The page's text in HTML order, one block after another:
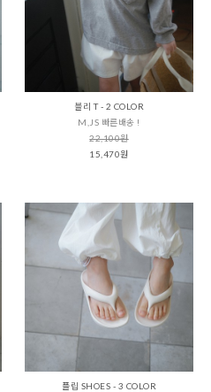
블리 T - 2 COLOR
M,JS 빠른배송 !
22,100원
15,470원
플립 SHOES - 3 COLOR